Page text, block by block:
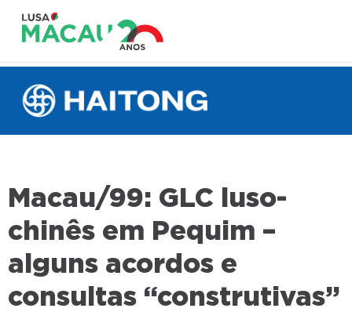
Macau/99: GLC luso-
chinês em Pequim –
alguns acordos e
consultas “construtivas”